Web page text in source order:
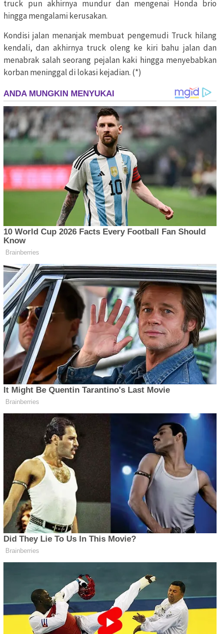
truck pun akhirnya mundur dan mengenai Honda brio
hingga mengalami kerusakan.
Kondisi jalan menanjak membuat pengemudi Truck hilang
kendali, dan akhirnya truck oleng ke kiri bahu jalan dan
menabrak salah seorang pejalan kaki hingga menyebabkan
korban meninggal di lokasi kejadian. (*)